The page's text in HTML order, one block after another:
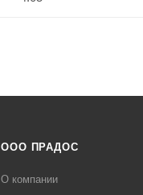
ООО ПРАДОС
О компании